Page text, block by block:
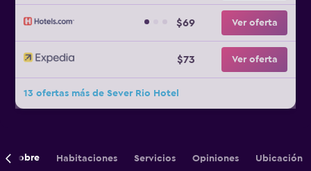
$69 Ver oferta
$73 Ver oferta
13 ofertas más de Sever Rio Hotel
Sobre Habitaciones Servicios Opiniones Ubicación